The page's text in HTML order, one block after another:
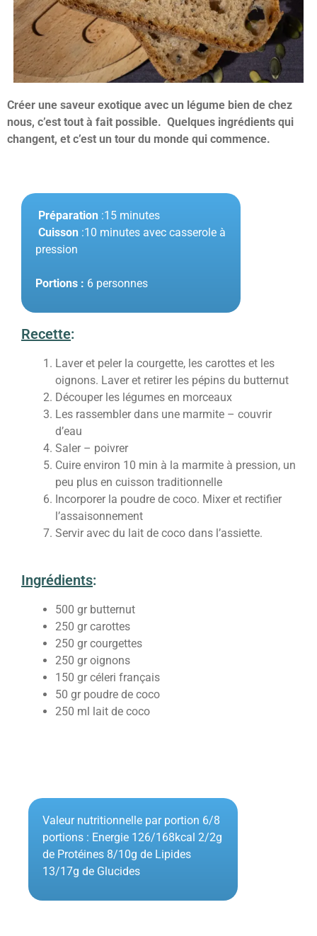
Créer une saveur exotique avec un légume bien de chez
nous, c’est tout à fait possible. Quelques ingrédients qui
changent, et c’est un tour du monde qui commence.
Préparation :15 minutes
Cuisson :10 minutes avec casserole à
pression
Portions : 6 personnes
Recette:
Laver et peler la courgette, les carottes et les
oignons. Laver et retirer les pépins du butternut
Découper les légumes en morceaux
Les rassembler dans une marmite – couvrir
d’eau
Saler – poivrer
Cuire environ 10 min à la marmite à pression, un
peu plus en cuisson traditionnelle
Incorporer la poudre de coco. Mixer et rectifier
l’assaisonnement
Servir avec du lait de coco dans l’assiette.
Ingrédients:
500 gr butternut
250 gr carottes
250 gr courgettes
250 gr oignons
150 gr céleri français
50 gr poudre de coco
250 ml lait de coco
Valeur nutritionnelle par portion 6/8
portions : Energie 126/168kcal 2/2g
de Protéines 8/10g de Lipides
13/17g de Glucides